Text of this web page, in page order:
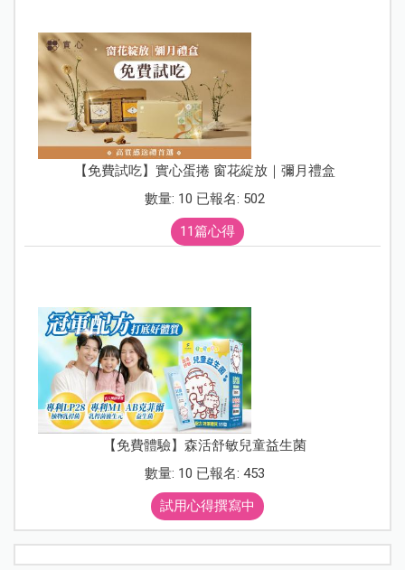
【免費試吃】實心蛋捲 窗花綻放｜彌月禮盒
數量: 10 已報名: 502
11篇心得
【免費體驗】森活舒敏兒童益生菌
數量: 10 已報名: 453
試用心得撰寫中